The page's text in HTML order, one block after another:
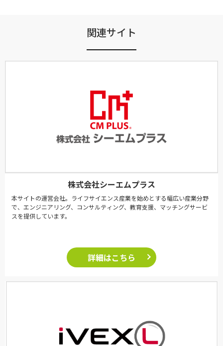
関連サイト
株式会社シーエムプラス
本サイトの運営会社。ライフサイエンス産業を始めとする幅広い産業分野
で、エンジニアリング、コンサルティング、教育支援、マッチングサービ
スを提供しています。
詳細はこちら